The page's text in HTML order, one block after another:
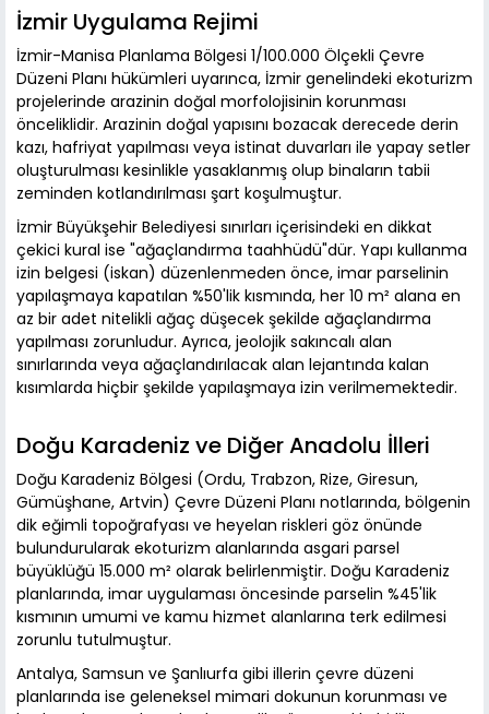
İzmir Uygulama Rejimi
İzmir-Manisa Planlama Bölgesi 1/100.000 Ölçekli Çevre
Düzeni Planı hükümleri uyarınca, İzmir genelindeki ekoturizm
projelerinde arazinin doğal morfolojisinin korunması
önceliklidir. Arazinin doğal yapısını bozacak derecede derin
kazı, hafriyat yapılması veya istinat duvarları ile yapay setler
oluşturulması kesinlikle yasaklanmış olup binaların tabii
zeminden kotlandırılması şart koşulmuştur.
İzmir Büyükşehir Belediyesi sınırları içerisindeki en dikkat
çekici kural ise "ağaçlandırma taahhüdü"dür. Yapı kullanma
izin belgesi (iskan) düzenlenmeden önce, imar parselinin
yapılaşmaya kapatılan %50'lik kısmında, her 10 m² alana en
az bir adet nitelikli ağaç düşecek şekilde ağaçlandırma
yapılması zorunludur. Ayrıca, jeolojik sakıncalı alan
sınırlarında veya ağaçlandırılacak alan lejantında kalan
kısımlarda hiçbir şekilde yapılaşmaya izin verilmemektedir.
Doğu Karadeniz ve Diğer Anadolu İlleri
Doğu Karadeniz Bölgesi (Ordu, Trabzon, Rize, Giresun,
Gümüşhane, Artvin) Çevre Düzeni Planı notlarında, bölgenin
dik eğimli topoğrafyası ve heyelan riskleri göz önünde
bulundurularak ekoturizm alanlarında asgari parsel
büyüklüğü 15.000 m² olarak belirlenmiştir. Doğu Karadeniz
planlarında, imar uygulaması öncesinde parselin %45'lik
kısmının umumi ve kamu hizmet alanlarına terk edilmesi
zorunlu tutulmuştur.
Antalya, Samsun ve Şanlıurfa gibi illerin çevre düzeni
planlarında ise geleneksel mimari dokunun korunması ve